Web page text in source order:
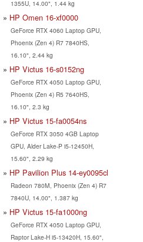
1355U, 14.00", 1.44 kg
HP Omen 16-xf0000
GeForce RTX 4060 Laptop GPU,
Phoenix (Zen 4) R7 7840HS,
16.10", 2.44 kg
HP Victus 16-s0152ng
GeForce RTX 4050 Laptop GPU,
Phoenix (Zen 4) R5 7640HS,
16.10", 2.3 kg
HP Victus 15-fa0054ns
GeForce RTX 3050 4GB Laptop
GPU, Alder Lake-P i5-12450H,
15.60", 2.29 kg
HP Pavilion Plus 14-ey0095cl
Radeon 780M, Phoenix (Zen 4) R7
7840U, 14.00", 1.387 kg
HP Victus 15-fa1000ng
GeForce RTX 4050 Laptop GPU,
Raptor Lake-H i5-13420H, 15.60",